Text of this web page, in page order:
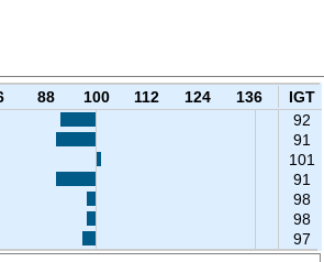
88 100 112 124 136
IGT
92
91
101
91
98
98
97